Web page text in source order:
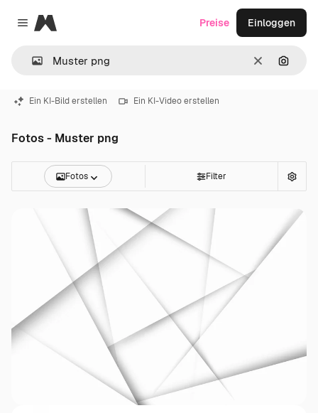
Close menu
Magnific
LöschenNach
Preise Einloggen
Ein KI-Bild erstellen Ein KI-Video erstellen
Fotos - Muster png
Fotos Filter